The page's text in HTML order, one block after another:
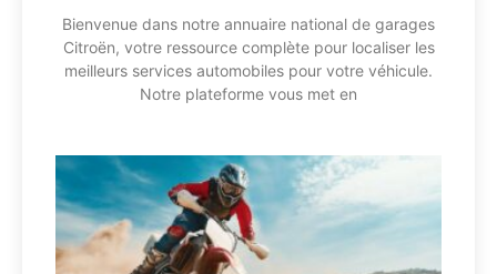
Bienvenue dans notre annuaire national de garages
Citroën, votre ressource complète pour localiser les
meilleurs services automobiles pour votre véhicule.
Notre plateforme vous met en